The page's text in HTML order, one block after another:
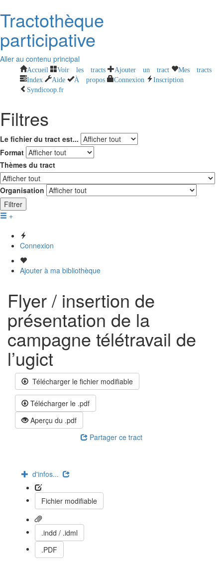
Tractothèque
participative
Aller au contenu principal
Accueil Voir les tracts Ajouter un tract
Mes tracts
Index
Aide À propos Connexion
Inscription
Syndicoop.fr
Filtres
Le fichier du tract est...
Format
Thèmes du tract
Organisation
Filtrer
+
Connexion
Ajouter à ma bibliothèque
Flyer / insertion de
présentation de la
campagne télétravail de
l’ugict
Télécharger le fichier modifiable
Télécharger le .pdf
Aperçu du .pdf
Partager ce tract
d'infos...
Fichier modifiable
.indd / .idml
.PDF